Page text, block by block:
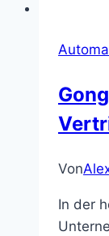
Von
In der